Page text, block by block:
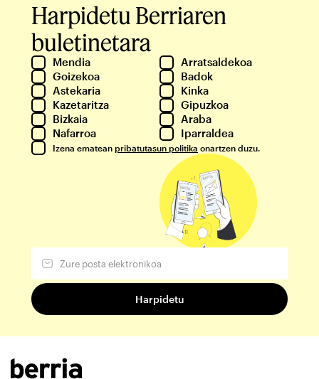
Harpidetu Berriaren
buletinetara
Mendia
Arratsaldekoa
Goizekoa
Badok
Astekaria
Kinka
Kazetaritza
Gipuzkoa
Bizkaia
Araba
Nafarroa
Iparraldea
Izena ematean pribatutasun politika onartzen duzu.